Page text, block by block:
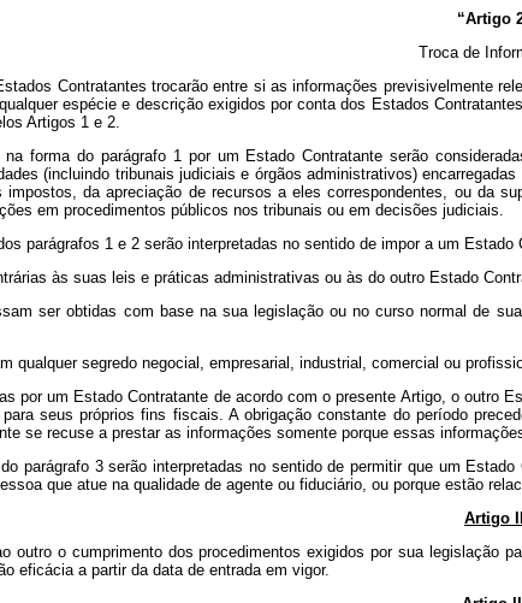
“Artigo
Troca de
Contratantes trocarão entre si as informações previsivelmente
espécie e descrição exigidos por conta dos Estados
Artigos 1 e 2.
na forma do parágrafo 1 por um Estado Contratante serão
(incluindo tribunais judiciais e órgãos administrativos)
da apreciação de recursos a eles correspondentes, ou da
em procedimentos públicos nos tribunais ou em decisões judiciais.
parágrafos 1 e 2 serão interpretadas no sentido de impor a um Estado
às suas leis e práticas administrativas ou às do outro Estado
ser obtidas com base na sua legislação ou no curso normal de
qualquer segredo negocial, empresarial, industrial, comercial ou
por um Estado Contratante de acordo com o presente Artigo, o outro
seus próprios fins fiscais. A obrigação constante do período
se recuse a prestar as informações somente porque essas
parágrafo 3 serão interpretadas no sentido de permitir que um
que atue na qualidade de agente ou fiduciário, ou porque estão
Artigo II
outro o cumprimento dos procedimentos exigidos por sua
eficácia a partir da data de entrada em vigor.